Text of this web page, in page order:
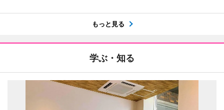
もっと見る
学ぶ・知る